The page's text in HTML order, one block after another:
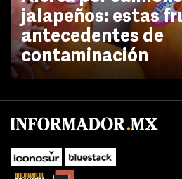
jalapeños: estas
antecedentes de
contaminación